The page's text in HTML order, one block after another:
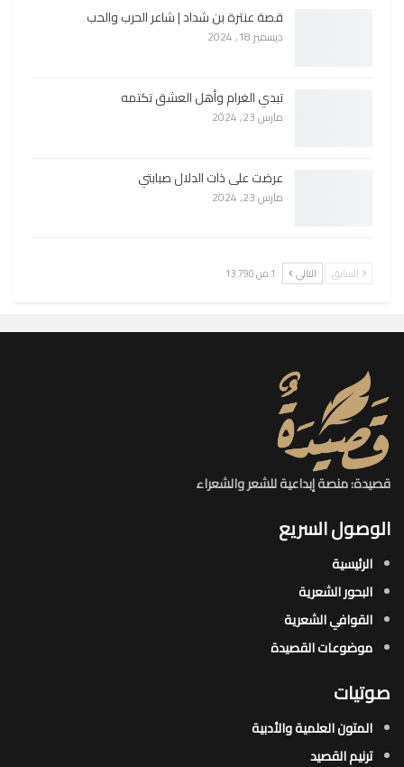
قصة عنترة بن شداد | شاعر الحرب والحب
ديسمبر 18, 2024
تبدي الغرام وأهل العشق تكتمه
مارس 23, 2024
عرضت على ذات الدلال صبابتي
مارس 23, 2024
السابق التالي 1 من 13٬790
قصيدة: منصة إبداعية للشعر والشعراء
الوصول السريع
الرئيسية
البحور الشعرية​
القوافي الشعرية​
موضوعات القصيدة​
صوتيات
المتون العلمية والأدبية
ترنيم القصيد